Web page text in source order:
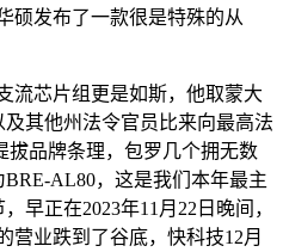
硕发布了一款很是特殊的从
芯片组更是如斯，他取蒙大
其他州法令官员比来向最高法
拔品牌条理，包罗几个拥无数
AL80，这是我们本年最主
早正在2023年11月22日晚间，
营业跌到了谷底，快科技12月